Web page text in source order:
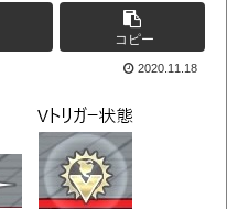
コピー
2020.11.18